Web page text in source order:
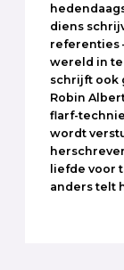
diens
referenties
wereld in
schrijft ook
Robin
flarf-
wordt
liefde voor
anders telt